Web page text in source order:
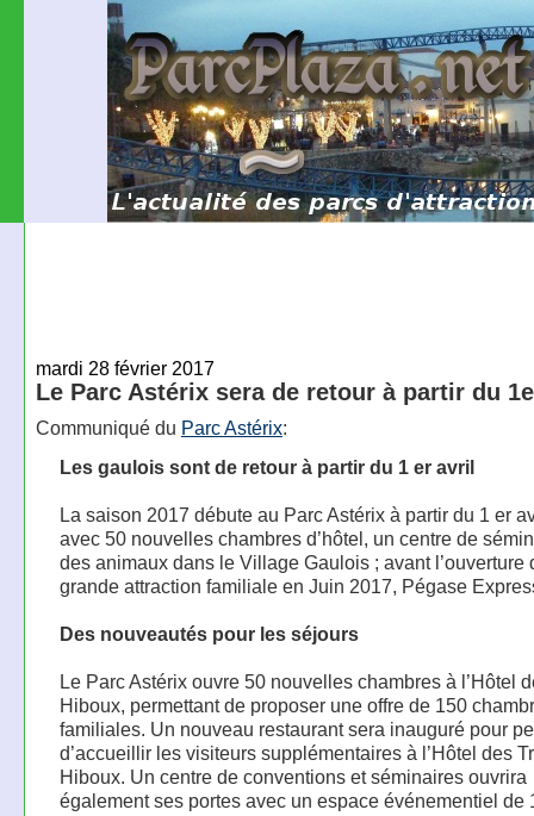
mardi 28 février 2017
Le Parc Astérix sera de retour à partir du
Communiqué du Parc Astérix:
Les gaulois sont de retour à partir du 1 er avril
La saison 2017 débute au Parc Astérix à partir du 1 er
avec 50 nouvelles chambres d’hôtel, un centre de
des animaux dans le Village Gaulois ; avant l’ouverture
grande attraction familiale en Juin 2017, Pégase
Des nouveautés pour les séjours
Le Parc Astérix ouvre 50 nouvelles chambres à l’Hôtel
Hiboux, permettant de proposer une offre de 150
familiales. Un nouveau restaurant sera inauguré pour
d’accueillir les visiteurs supplémentaires à l’Hôtel des
Hiboux. Un centre de conventions et séminaires ouvrira
également ses portes avec un espace événementiel de